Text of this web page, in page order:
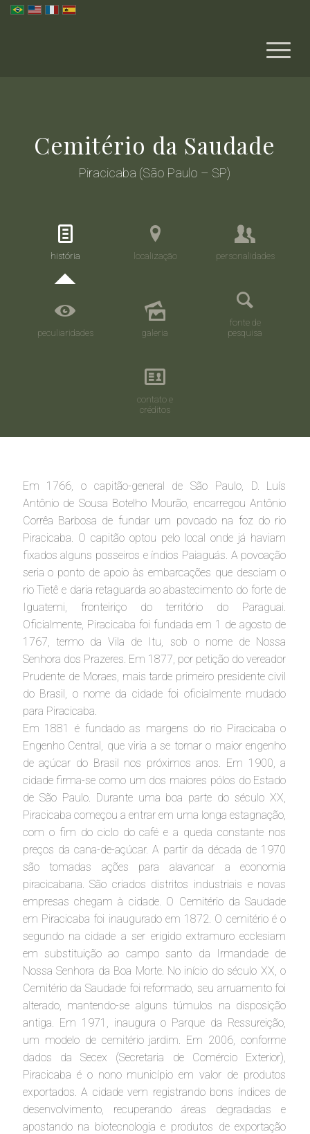
Cemitério da Saudade
Piracicaba (São Paulo – SP)
história localização personalidades
peculiaridades galeria
fonte de
pesquisa
contato e
créditos
Em 1766, o capitão-general de São Paulo, D. Luís
Antônio de Sousa Botelho Mourão, encarregou Antônio
Corrêa Barbosa de fundar um povoado na foz do rio
Piracicaba. O capitão optou pelo local onde já haviam
fixados alguns posseiros e índios Paiaguás. A povoação
seria o ponto de apoio às embarcações que desciam o
rio Tietê e daria retaguarda ao abastecimento do forte de
Iguatemi, fronteiriço do território do Paraguai.
Oficialmente, Piracicaba foi fundada em 1 de agosto de
1767, termo da Vila de Itu, sob o nome de Nossa
Senhora dos Prazeres. Em 1877, por petição do vereador
Prudente de Moraes, mais tarde primeiro presidente civil
do Brasil, o nome da cidade foi oficialmente mudado
para Piracicaba.
Em 1881 é fundado as margens do rio Piracicaba o
Engenho Central, que viria a se tornar o maior engenho
de açúcar do Brasil nos próximos anos. Em 1900, a
cidade firma-se como um dos maiores pólos do Estado
de São Paulo. Durante uma boa parte do século XX,
Piracicaba começou a entrar em uma longa estagnação,
com o fim do ciclo do café e a queda constante nos
preços da cana-de-açúcar. A partir da década de 1970
são tomadas ações para alavancar a economia
piracicabana. São criados distritos industriais e novas
empresas chegam à cidade. O Cemitério da Saudade
em Piracicaba foi inaugurado em 1872. O cemitério é o
segundo na cidade a ser erigido extramuro ecclesiam
em substituição ao campo santo da Irmandade de
Nossa Senhora da Boa Morte. No início do século XX, o
Cemitério da Saudade foi reformado, seu arruamento foi
alterado, mantendo-se alguns túmulos na disposição
antiga. Em 1971, inaugura o Parque da Ressureição,
um modelo de cemitério jardim. Em 2006, conforme
dados da Secex (Secretaria de Comércio Exterior),
Piracicaba é o nono município em valor de produtos
exportados. A cidade vem registrando bons índices de
desenvolvimento, recuperando áreas degradadas e
apostando na biotecnologia e produtos de exportação